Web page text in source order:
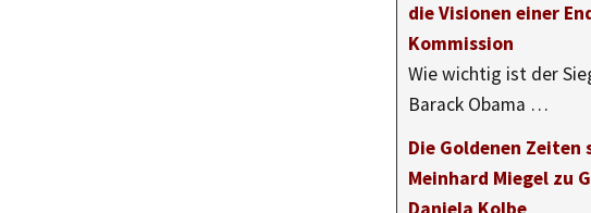
die Visionen einer
Kommission
Wie wichtig ist der
Barack Obama …
Die Goldenen Zeiten
Meinhard Miegel zu